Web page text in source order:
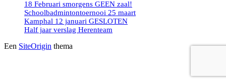
18 Februari smorgens GEEN zaal!
Schoolbadmintontoernooi 25 maart
Kamphal 12 januari GESLOTEN
Half jaar verslag Herenteam
Een SiteOrigin thema